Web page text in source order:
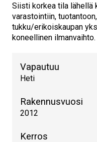
Siisti korkea tila lähellä
varastointiin,
tukku/erikoiskaupan
koneellinen ilmanvaihto.
Vapautuu
Heti
Rakennusvuosi
2012
Kerros